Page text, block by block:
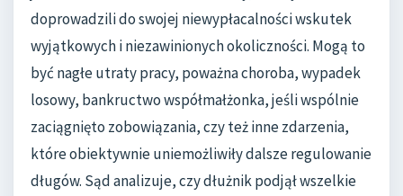
doprowadzili do swojej niewypłacalności wskutek
wyjątkowych i niezawinionych okoliczności. Mogą to
być nagłe utraty pracy, poważna choroba, wypadek
losowy, bankructwo współmałżonka, jeśli wspólnie
zaciągnięto zobowiązania, czy też inne zdarzenia,
które obiektywnie uniemożliwiły dalsze regulowanie
długów. Sąd analizuje, czy dłużnik podjął wszelkie